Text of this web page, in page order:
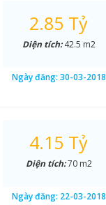
2.85 Tỷ
Diện tích:42.5 m2
Ngày đăng: 30-03-2018
4.15 Tỷ
Diện tích:70 m2
Ngày đăng: 22-03-2018